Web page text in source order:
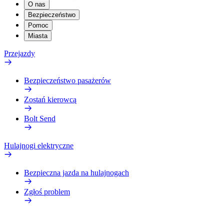
O nas
Bezpieczeństwo
Pomoc
Miasta
Przejazdy
Bezpieczeństwo pasażerów
Zostań kierowcą
Bolt Send
Hulajnogi elektryczne
Bezpieczna jazda na hulajnogach
Zgłoś problem